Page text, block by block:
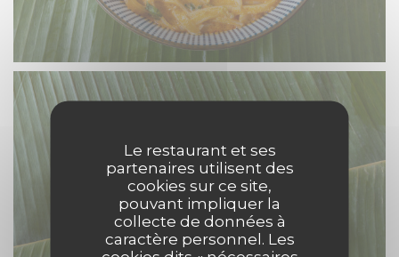
Le restaurant et ses
partenaires utilisent des
cookies sur ce site,
pouvant impliquer la
collecte de données à
caractère personnel. Les